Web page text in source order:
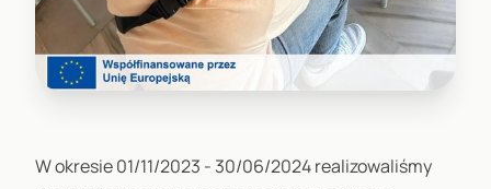
W okresie 01/11/2023 - 30/06/2024 realizowaliśmy